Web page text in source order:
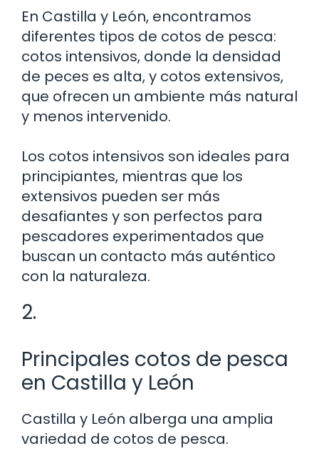
En Castilla y León, encontramos
diferentes tipos de cotos de pesca:
cotos intensivos, donde la densidad
de peces es alta, y cotos extensivos,
que ofrecen un ambiente más natural
y menos intervenido.
Los cotos intensivos son ideales para
principiantes, mientras que los
extensivos pueden ser más
desafiantes y son perfectos para
pescadores experimentados que
buscan un contacto más auténtico
con la naturaleza.
2.
Principales cotos de pesca
en Castilla y León
Castilla y León alberga una amplia
variedad de cotos de pesca.